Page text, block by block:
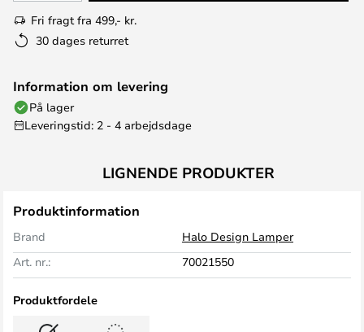
Fri fragt fra 499,- kr.
30 dages returret
Information om levering
På lager
Leveringstid: 2 - 4 arbejdsdage
LIGNENDE PRODUKTER
Produktinformation
Brand
Halo Design Lamper
Art. nr.:
70021550
Produktfordele